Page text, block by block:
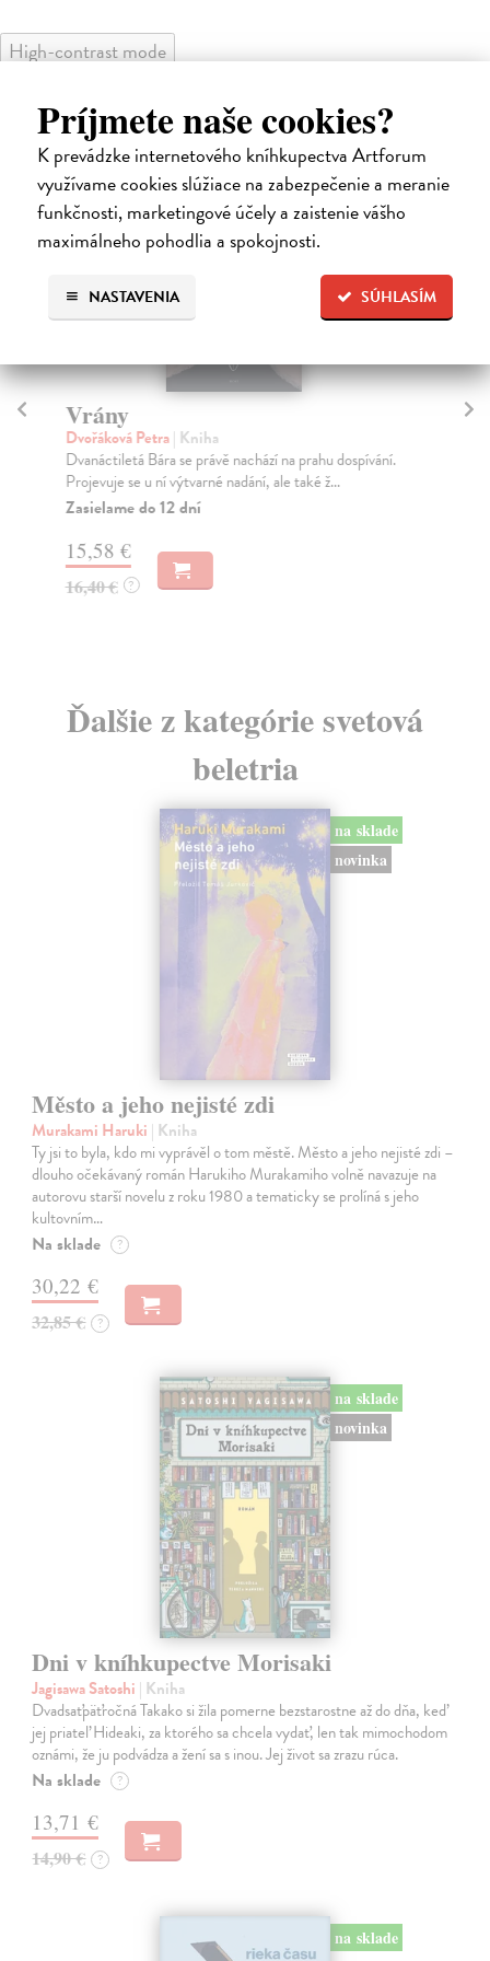
Príjmete naše cookies?
K prevádzke internetového kníhkupectva Artforum
využívame cookies slúžiace na zabezpečenie a meranie
funkčnosti, marketingové účely a zaistenie vášho
maximálneho pohodlia a spokojnosti.
SÚHLASÍM
NASTAVENIA
High-contrast mode
kúpili aj:
Vrány
Dvořáková Petra| Kniha
Dvanáctiletá Bára se právě nachází na prahu dospívání.
Projevuje se u ní výtvarné nadání, ale také ž...
Zasielame do 12 dní
15,58 €
16,40 € ?
Ďalšie z kategórie svetová
beletria
na sklade
novinka
Město a jeho nejisté zdi
Murakami Haruki | Kniha
Ty jsi to byla, kdo mi vyprávěl o tom městě. Město a jeho nejisté zdi –
dlouho očekávaný román Harukiho Murakamiho volně navazuje na
autorovu starší novelu z roku 1980 a tematicky se prolíná s jeho
kultovním…
Na sklade ?
30,22 €
32,85 € ?
na sklade
novinka
Dni v kníhkupectve Morisaki
Jagisawa Satoshi | Kniha
Dvadsaťpäťročná Takako si žila pomerne bezstarostne až do dňa, keď
jej priateľ Hideaki, za ktorého sa chcela vydať, len tak mimochodom
oznámi, že ju podvádza a žení sa s inou. Jej život sa zrazu rúca.
Na sklade ?
13,71 €
14,90 € ?
na sklade